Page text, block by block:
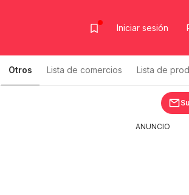
Iniciar sesión
Otros Lista de comercios Lista de
ANUNCIO